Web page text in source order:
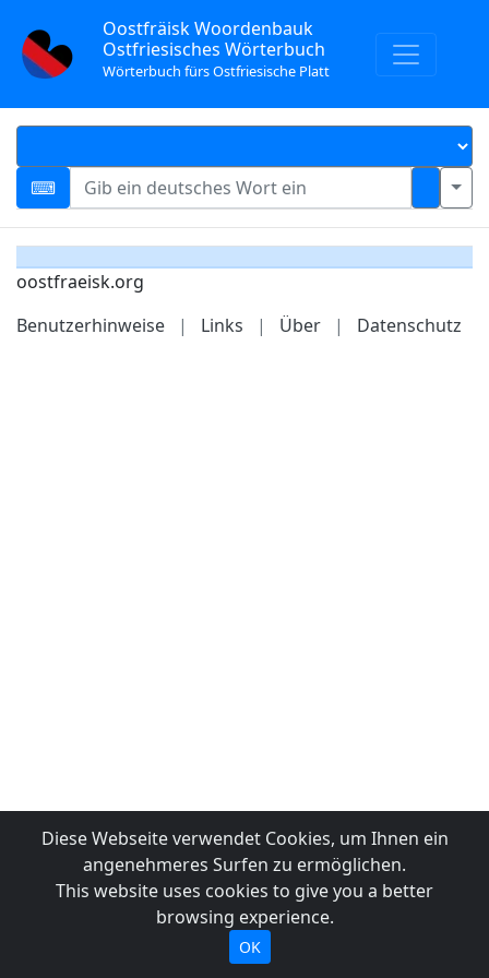
Oostfräisk Woordenbauk
Ostfriesisches Wörterbuch
Wörterbuch fürs Ostfriesische Platt
oostfraeisk.org
Benutzerhinweise
| Links | Über | Datenschutz
Diese Webseite verwendet Cookies, um Ihnen ein
angenehmeres Surfen zu ermöglichen.
This website uses cookies to give you a better
browsing experience.
OK